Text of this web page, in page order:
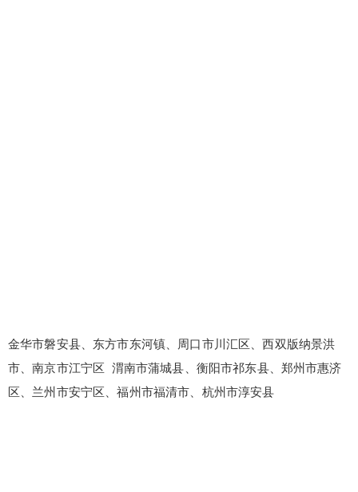
金华市磐安县、东方市东河镇、周口市川汇区、西双版纳景洪
市、南京市江宁区 渭南市蒲城县、衡阳市祁东县、郑州市惠济
区、兰州市安宁区、福州市福清市、杭州市淳安县